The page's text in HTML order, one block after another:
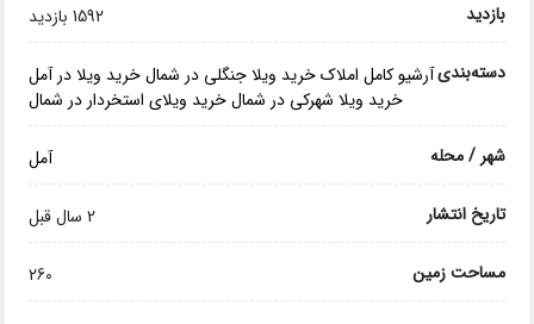
بازدید 1592 بازدید
دسته‌بندیآرشیو کامل املاک خرید ویلا جنگلی در شمال خرید ویلا در آمل
خرید ویلا شهرکی در شمال خرید ویلای استخردار در شمال
شهر / محله آمل
تاریخ انتشار 2 سال قبل
مساحت زمین 260